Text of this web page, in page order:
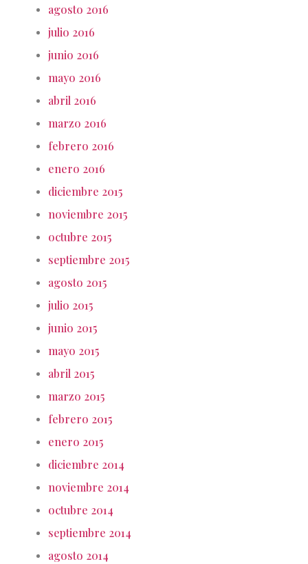
agosto 2016
julio 2016
junio 2016
mayo 2016
abril 2016
marzo 2016
febrero 2016
enero 2016
diciembre 2015
noviembre 2015
octubre 2015
septiembre 2015
agosto 2015
julio 2015
junio 2015
mayo 2015
abril 2015
marzo 2015
febrero 2015
enero 2015
diciembre 2014
noviembre 2014
octubre 2014
septiembre 2014
agosto 2014